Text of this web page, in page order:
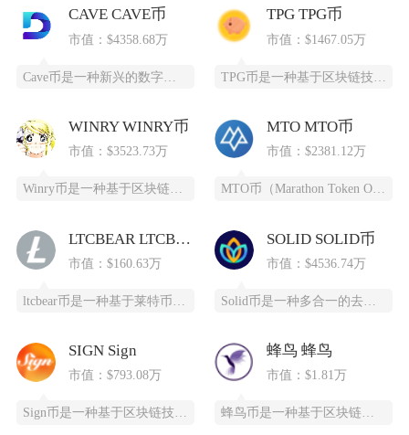
CAVE CAVE币
市值：$4358.68万
TPG TPG币
市值：$1467.05万
WINRY WINRY币
市值：$3523.73万
Winry币是一种基于区块链技术的去中心化数字货币，采用PoC（容量证明）共识算法，通过高
MTO MTO币
市值：$2381.12万
MTO币（Marathon Token Oil）是一种基于区块链技术的全新数字货币，为石油
LTCBEAR LTCBEAR币
市值：$160.63万
SOLID SOLID币
市值：$4536.74万
Solid币是一种多合一的去中心化交易所代币，它具备跨链杠杆功能，并且得到了Solana区
SIGN Sign
市值：$793.08万
Sign币是一种基于区块链技术的加密货币，由SIGN团队推出，改善数字资产领域的安全性和用
蜂鸟 蜂鸟
市值：$1.81万
蜂鸟币是一种基于区块链技术的数字货币，由蜂鸟互联网科技有限公司发行，采用ERC20标准，总